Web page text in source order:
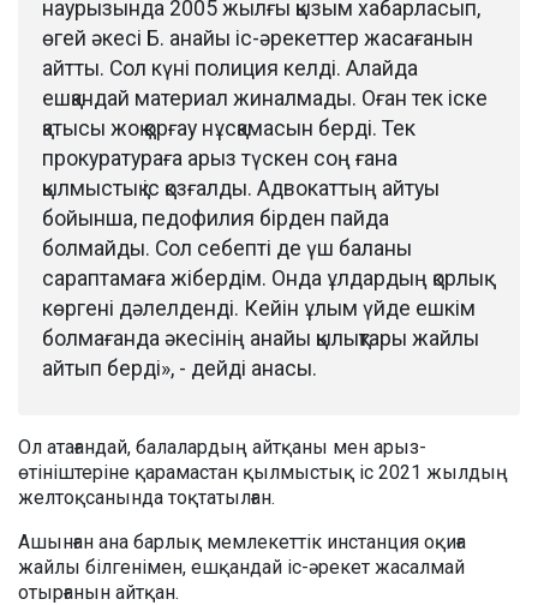
наурызында 2005 жылғы қызым хабарласып,
өгей әкесі Б. анайы іс-әрекеттер жасағанын
айтты. Сол күні полиция келді. Алайда
ешқандай материал жиналмады. Оған тек іске
қатысы жоқ қорғау нұсқамасын берді. Тек
прокуратураға арыз түскен соң ғана
қылмыстық іс қозғалды. Адвокаттың айтуы
бойынша, педофилия бірден пайда
болмайды. Сол себепті де үш баланы
сараптамаға жібердім. Онда ұлдардың қорлық
көргені дәлелденді. Кейін ұлым үйде ешкім
болмағанда әкесінің анайы қылықтары жайлы
айтып берді», - дейді анасы.
Ол атағандай, балалардың айтқаны мен арыз-
өтініштеріне қарамастан қылмыстық іс 2021 жылдың
желтоқсанында тоқтатылған.
Ашынған ана барлық мемлекеттік инстанция оқиға
жайлы білгенімен, ешқандай іс-әрекет жасалмай
отырғанын айтқан.